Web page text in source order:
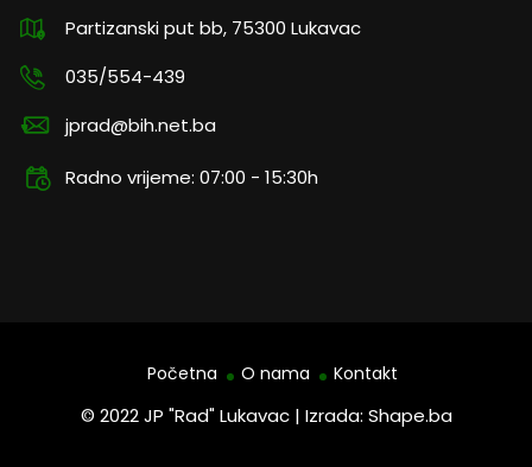
Partizanski put bb, 75300 Lukavac
035/554-439
jprad@bih.net.ba
Radno vrijeme: 07:00 - 15:30h
© 2022 JP "Rad" Lukavac | Izrada: Shape.ba
Početna O nama Kontakt